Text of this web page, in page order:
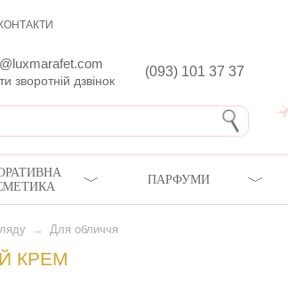
КОНТАКТИ
(093) 101 37 37
зворотній дзвінок
ПАРФУМИ
→ Для обличчя
КРЕМ